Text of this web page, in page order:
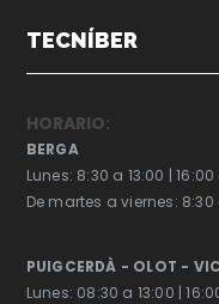
TECNÍBER
HORARIO:
BERGA
Lunes: 8:30 a 13:00 | 16:00
De martes a viernes: 8:30
PUIGCERDÀ - OLOT - VIC
Lunes: 08:30 a 13:00 |